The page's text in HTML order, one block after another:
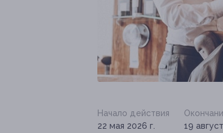
Начало действия
22 мая 2026 г.
19